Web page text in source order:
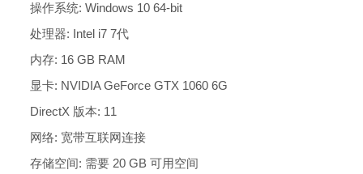
操作系统: Windows 10 64-bit
处理器: Intel i7 7代
内存: 16 GB RAM
显卡: NVIDIA GeForce GTX 1060 6G
DirectX 版本: 11
网络: 宽带互联网连接
存储空间: 需要 20 GB 可用空间